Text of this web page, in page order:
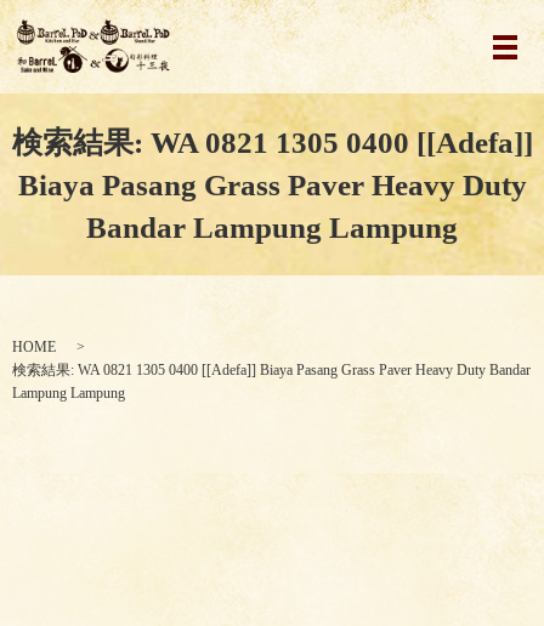
メ
検索結果: WA 0821 1305 0400 [[Adefa]]
Biaya Pasang Grass Paver Heavy Duty
Bandar Lampung Lampung
HOME
検索結果: WA 0821 1305 0400 [[Adefa]] Biaya Pasang Grass Paver Heavy Duty Bandar
Lampung Lampung